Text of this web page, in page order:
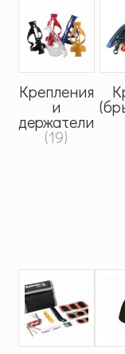
Крепления
и
держатели
(19)